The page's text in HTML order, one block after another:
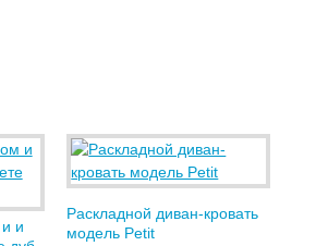
и
Раскладной диван-кровать
модель Petit